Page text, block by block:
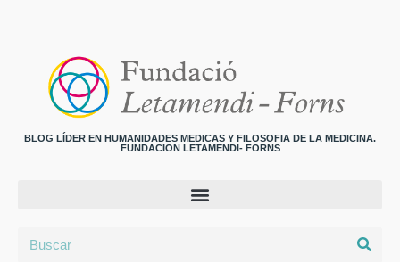
BLOG LÍDER EN HUMANIDADES MEDICAS Y FILOSOFIA DE LA MEDICINA.
FUNDACION LETAMENDI- FORNS